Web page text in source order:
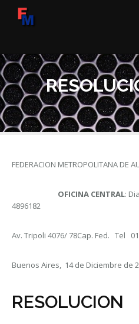
FEDERACION METROPOLITANA DE
OFICINA CENTRAL:
4896182
Av. Tripoli 4076/ 78Cap. Fed. Tel
Buenos Aires, 14 de Diciembre de
RESOLUCION